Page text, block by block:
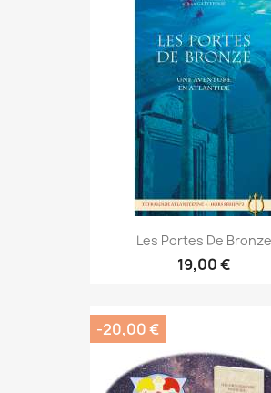
Les Portes De Bronze
19,00 €
-20,00 €